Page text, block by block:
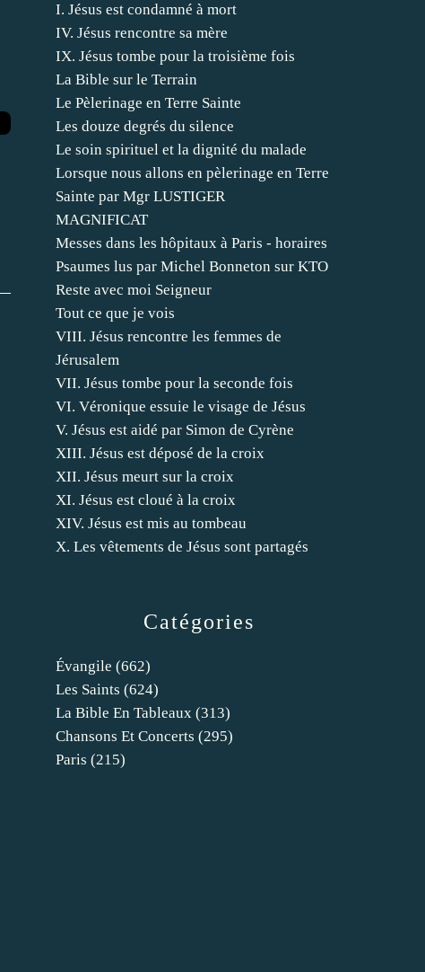
Catégories
Évangile (662)
Les Saints (624)
La Bible En Tableaux (313)
Chansons Et Concerts (295)
Paris (215)
I. Jésus est condamné à mort
IV. Jésus rencontre sa mère
IX. Jésus tombe pour la troisième fois
La Bible sur le Terrain
Le Pèlerinage en Terre Sainte
Les douze degrés du silence
Le soin spirituel et la dignité du malade
Lorsque nous allons en pèlerinage en Terre
Sainte par Mgr LUSTIGER
MAGNIFICAT
Messes dans les hôpitaux à Paris - horaires
Psaumes lus par Michel Bonneton sur KTO
Reste avec moi Seigneur
Tout ce que je vois
VIII. Jésus rencontre les femmes de
Jérusalem
VII. Jésus tombe pour la seconde fois
VI. Véronique essuie le visage de Jésus
V. Jésus est aidé par Simon de Cyrène
XIII. Jésus est déposé de la croix
XII. Jésus meurt sur la croix
XI. Jésus est cloué à la croix
XIV. Jésus est mis au tombeau
X. Les vêtements de Jésus sont partagés